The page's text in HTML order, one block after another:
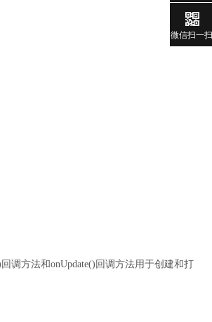
调方法和onUpdate()回调方法用于创建和打
微信扫一扫